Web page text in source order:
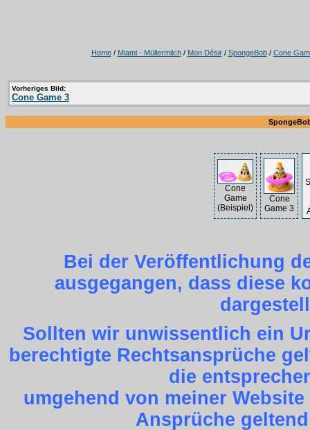
Home/ Miami - Müllermilch/ Mon Désir/ SpongeBob/ Cone
Vorheriges Bild:
Cone Game 3
Cone
Game
(Beispiel)
Cone
Game 3
Bei der Veröffentlichung
ausgegangen, dass diese
Sollten wir unwissentlich ein
berechtigte Rechtsansprüche
die
umgehend von meiner
Ansprüche